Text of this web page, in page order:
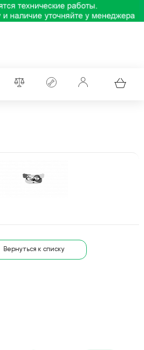
Вернуться к списку